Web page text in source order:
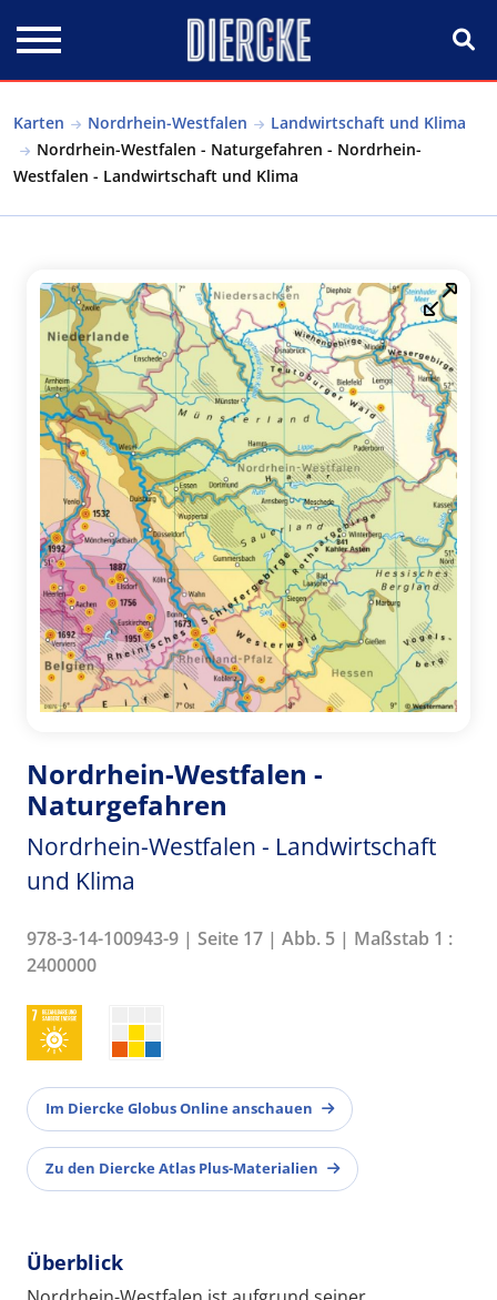
Karten Nordrhein-Westfalen
Landwirtschaft und Klima
Nordrhein-Westfalen - Naturgefahren - Nordrhein-
Westfalen - Landwirtschaft und Klima
Nordrhein-Westfalen -
Naturgefahren
Nordrhein-Westfalen - Landwirtschaft
und Klima
978-3-14-100943-9 | Seite 17 | Abb. 5 | Maßstab 1 :
2400000
Im Diercke Globus Online anschauen
Zu den Diercke Atlas Plus-Materialien
Überblick